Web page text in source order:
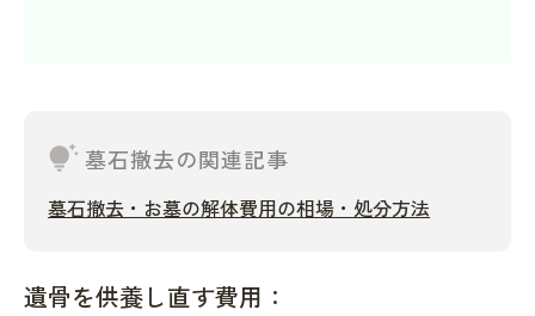
tips_and_updates墓石撤去の関連記事
墓石撤去・お墓の解体費用の相場・処分方法
遺骨を供養し直す費用：